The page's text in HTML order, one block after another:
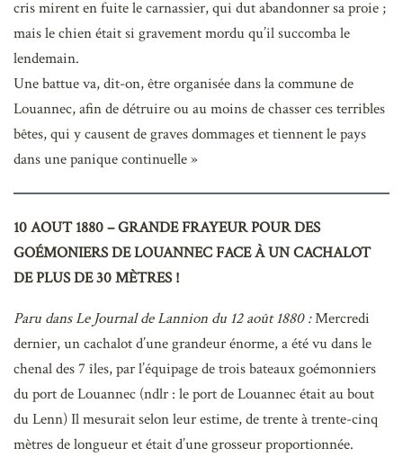
cris mirent en fuite le carnassier, qui dut abandonner sa proie ;
mais le chien était si gravement mordu qu’il succomba le
lendemain.
Une battue va, dit-on, être organisée dans la commune de
Louannec, afin de détruire ou au moins de chasser ces terribles
bêtes, qui y causent de graves dommages et tiennent le pays
dans une panique continuelle »
10 AOUT 1880 – GRANDE FRAYEUR POUR DES
GOÉMONIERS DE LOUANNEC FACE À UN CACHALOT
DE PLUS DE 30 MÈTRES !
Paru dans Le Journal de Lannion du 12 août 1880 :Mercredi
dernier, un cachalot d’une grandeur énorme, a été vu dans le
chenal des 7 îles, par l’équipage de trois bateaux goémonniers
du port de Louannec (ndlr : le port de Louannec était au bout
du Lenn) Il mesurait selon leur estime, de trente à trente-cinq
mètres de longueur et était d’une grosseur proportionnée.